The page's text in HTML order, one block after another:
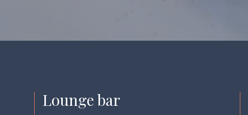
Lounge bar